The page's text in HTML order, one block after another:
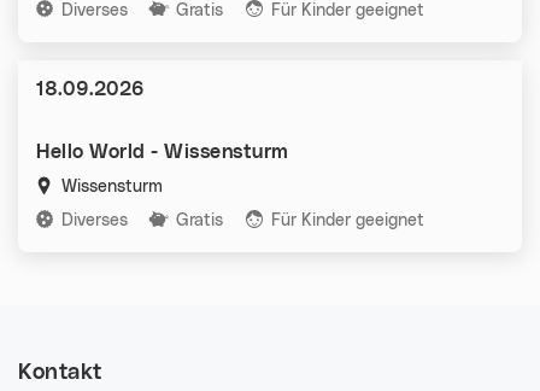
Kategorien:
Diverses Gratis Für Kinder geeignet
Hello World - Wissensturm
Wissensturm
Kategorien:
Diverses Gratis Für Kinder geeignet
Datum:
18.09.2026
Kontakt